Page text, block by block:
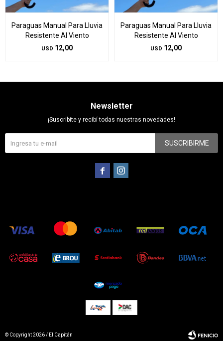
Paraguas Manual Para Lluvia
Resistente Al Viento
USD 12,00
Paraguas Manual Para Lluvia
Resistente Al Viento
USD 12,00
Newsletter
¡Suscribite y recibí todas nuestras novedades!
SUSCRIBIRME
 
© Copyright 2026 / El Capitán